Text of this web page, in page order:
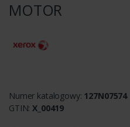
MOTOR
Numer katalogowy: 127N07574
GTIN:X_00419